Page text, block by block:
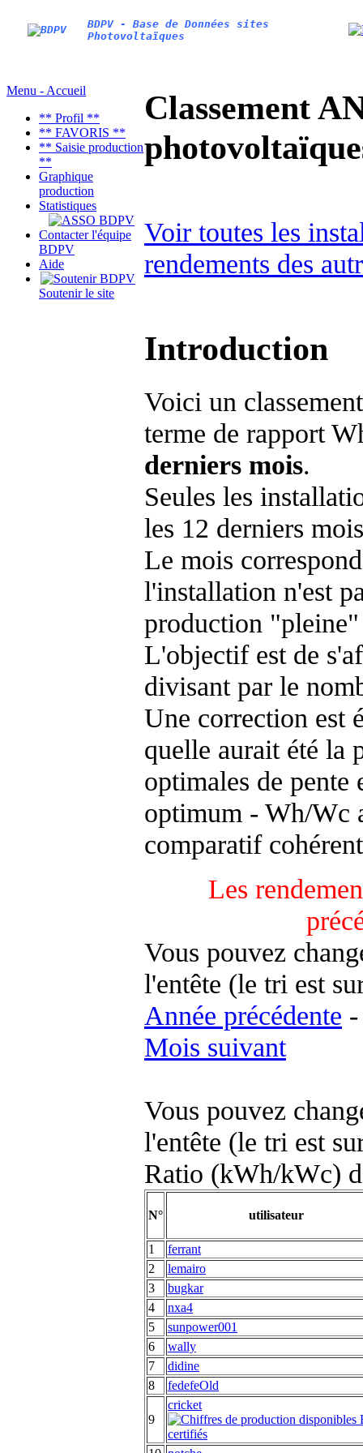
BDPV - Base de Données sites
Photovoltaïques
Menu - Accueil
** Profil **
** FAVORIS **
** Saisie production
**
Graphique
production
Statistiques
Contacter l'équipe
BDPV
Aide
Soutenir le site
Classement
Voir toutes les
rendements des
Introduction
Voici un
terme de rapport
derniers mois.
Seules les
les 12 derniers
Le mois
l'installation n'est
production "pleine"
L'objectif est de
divisant par le
Une correction est
quelle aurait été la
optimales de
optimum - Wh/Wc
comparatif
Les
Vous pouvez
l'entête (le tri est
Année précédente -
Mois suivant
Vous pouvez
l'entête (le tri est
Ratio (kWh/kWc)
N° utilisateur
1
ferrant
2
lemairo
3
bugkar
4
nxa4
5
sunpower001
6
wally
7
didine
8
fedefeOld
9
cricket